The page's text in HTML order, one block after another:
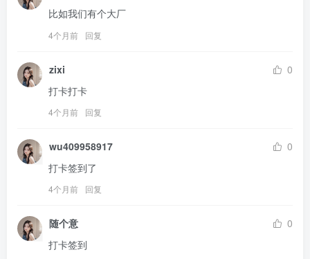
比如我们有个大厂
4个月前 回复
zixi
0
打卡打卡
4个月前 回复
wu409958917
0
打卡签到了
4个月前 回复
随个意
0
打卡签到